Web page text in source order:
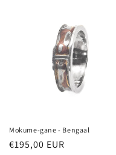
Mokume-gane - Bengaal
Normale
€195,00 EUR